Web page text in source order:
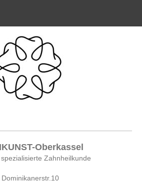
Oberkassel
Zahnheilkunde
Dominikanerstr.10